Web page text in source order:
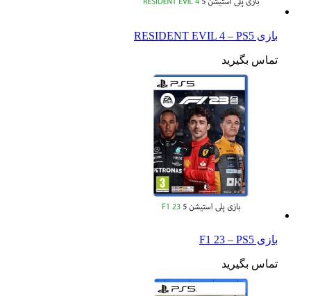
بازی RESIDENT EVIL 4 – PS5
تماس بگیرید
بازی F1 23 – PS5
تماس بگیرید